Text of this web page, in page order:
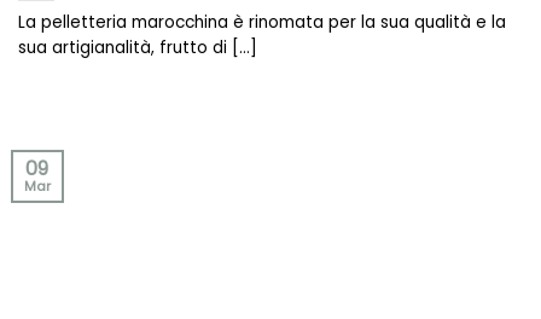
La pelletteria marocchina è rinomata per la sua qualità e la
sua artigianalità, frutto di [...]
09
Mar